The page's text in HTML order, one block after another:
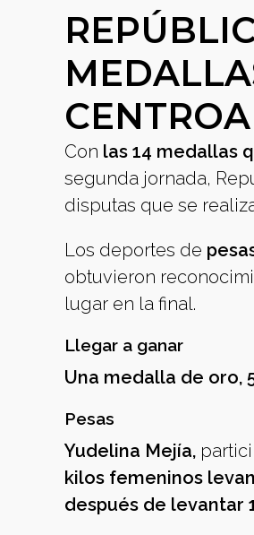
Con las 14 medallas
segunda jornada,
disputas que se
Los deportes de
obtuvieron
lugar en la final.
Llegar a ganar
Una medalla de oro,
Pesas
Yudelina Mejía,
kilos femeninos
después de levantar